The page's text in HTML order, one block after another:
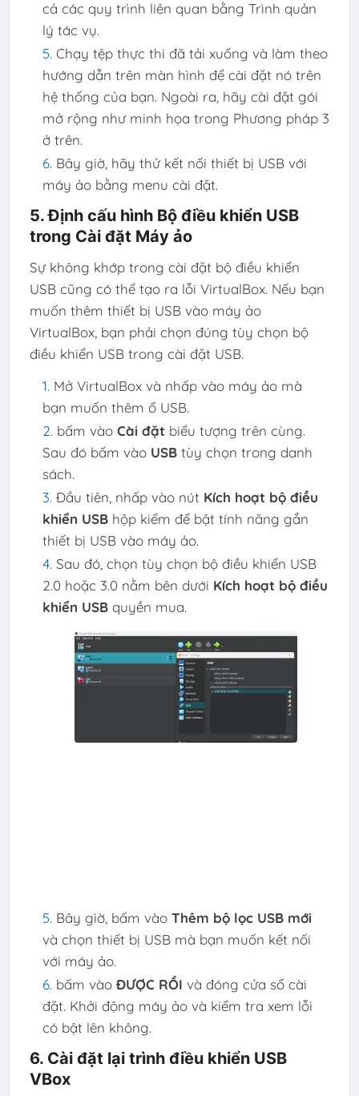
cả các quy trình liên quan bằng Trình quản
lý tác vụ.
Chạy tệp thực thi đã tải xuống và làm theo
hướng dẫn trên màn hình để cài đặt nó trên
hệ thống của bạn. Ngoài ra, hãy cài đặt gói
mở rộng như minh họa trong Phương pháp 3
ở trên.
Bây giờ, hãy thử kết nối thiết bị USB với
máy ảo bằng menu cài đặt.
5. Định cấu hình Bộ điều khiển USB
trong Cài đặt Máy ảo
Sự không khớp trong cài đặt bộ điều khiển
USB cũng có thể tạo ra lỗi VirtualBox. Nếu bạn
muốn thêm thiết bị USB vào máy ảo
VirtualBox, bạn phải chọn đúng tùy chọn bộ
điều khiển USB trong cài đặt USB.
Mở VirtualBox và nhấp vào máy ảo mà
bạn muốn thêm ổ USB.
bấm vào Cài đặt biểu tượng trên cùng.
Sau đó bấm vào USBtùy chọn trong danh
sách.
Đầu tiên, nhấp vào nút Kích hoạt bộ điều
khiển USBhộp kiểm để bật tính năng gắn
thiết bị USB vào máy ảo.
Sau đó, chọn tùy chọn bộ điều khiển USB
2.0 hoặc 3.0 nằm bên dưới Kích hoạt bộ điều
khiển USBquyền mua.
Bây giờ, bấm vào Thêm bộ lọc USB mới
và chọn thiết bị USB mà bạn muốn kết nối
với máy ảo.
bấm vào ĐƯỢC RỒI và đóng cửa sổ cài
đặt. Khởi động máy ảo và kiểm tra xem lỗi
có bật lên không.
6. Cài đặt lại trình điều khiển USB
VBox